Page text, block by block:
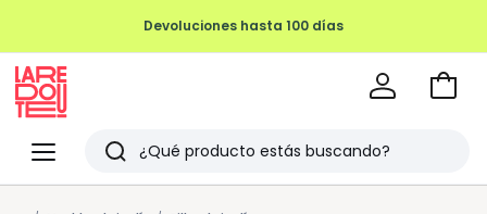
Devoluciones hasta 100 días
Menu
Redoute
Buscar
Últimos
Ir